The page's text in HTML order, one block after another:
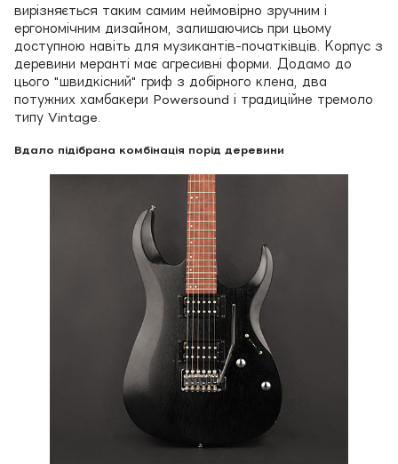
вирізняється таким самим неймовірно зручним і
ергономічним дизайном, залишаючись при цьому
доступною навіть для музикантів-початківців. Корпус з
деревини меранті має агресивні форми. Додамо до
цього "швидкісний" гриф з добірного клена, два
потужних хамбакери Powersound і традиційне тремоло
типу Vintage.
Вдало підібрана комбінація порід деревини